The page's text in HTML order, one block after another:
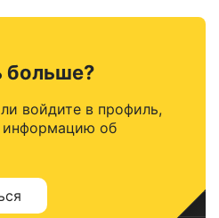
больше?
войдите в профиль,
информацию об